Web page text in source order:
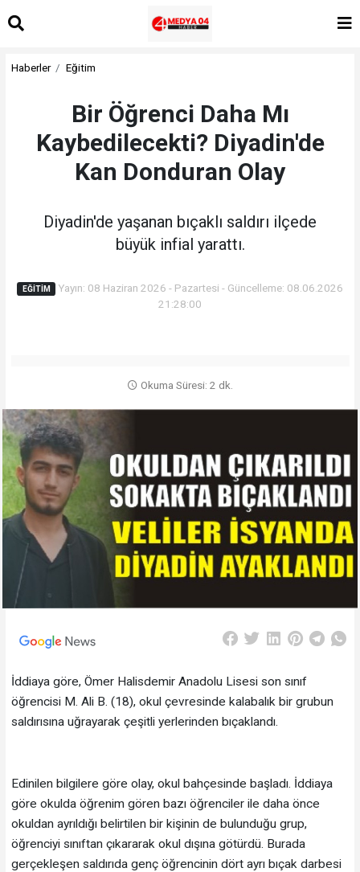
Haberler Eğitim
Bir Öğrenci Daha Mı
Kaybedilecekti? Diyadin'de
Kan Donduran Olay
Diyadin'de yaşanan bıçaklı saldırı ilçede
büyük infial yarattı.
EĞITIM
Yayın: 08 Haziran 2026 - Pazartesi - Güncelleme: 08.06.2026
21:28:00
Okuma Süresi: 2 dk.
İddiaya göre, Ömer Halisdemir Anadolu Lisesi son sınıf
öğrencisi M. Ali B. (18), okul çevresinde kalabalık bir grubun
saldırısına uğrayarak çeşitli yerlerinden bıçaklandı.
Edinilen bilgilere göre olay, okul bahçesinde başladı. İddiaya
göre okulda öğrenim gören bazı öğrenciler ile daha önce
okuldan ayrıldığı belirtilen bir kişinin de bulunduğu grup,
öğrenciyi sınıftan çıkararak okul dışına götürdü. Burada
gerçekleşen saldırıda genç öğrencinin dört ayrı bıçak darbesi